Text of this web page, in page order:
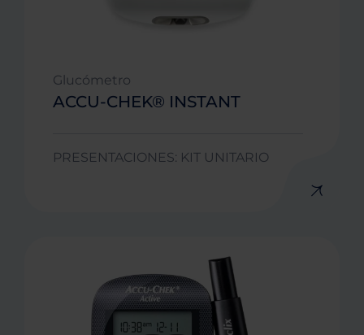
Glucómetro
ACCU-CHEK® INSTANT
PRESENTACIONES: KIT UNITARIO